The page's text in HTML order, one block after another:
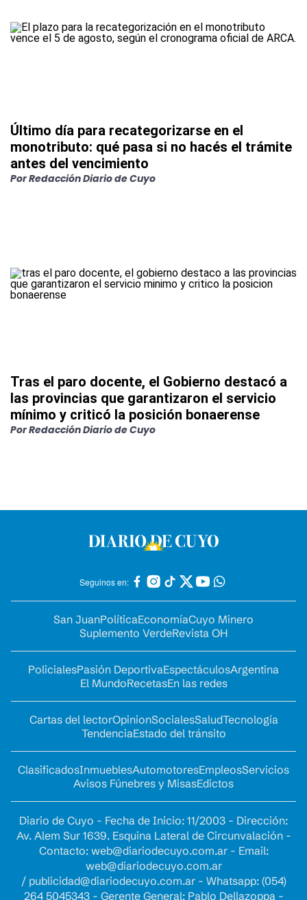
Último día para recategorizarse en el
monotributo: qué pasa si no hacés el trámite
antes del vencimiento
PorRedacción Diario de Cuyo
Tras el paro docente, el Gobierno destacó a
las provincias que garantizaron el servicio
mínimo y criticó la posición bonaerense
PorRedacción Diario de Cuyo
Seguinos en:
San JuanPolíticaEconomíaCuyo Minero
Suplemento VerdeRevista OH
PolicialesPasión DeportivaEspectáculosArgentina
El MundoRecetasEn las redes
Cartas del lectorOpinionSocialesSaludTecnología
TendenciaEstado del tránsito
ClasificadosInmueblesAutomotoresEmpleosServicios
Avisos Fúnebres y MisasEdictos
Diario de Cuyo - Fecha de Inicio: 11/2003 - Dirección:
Av. Alem Sur 1639. Esquina Lateral de Circunvalación -
Contacto: web@diariodecuyo.com.ar- Email:
web@diariodecuyo.com.ar
/ publicidad@diariodecuyo.com.ar- Whatsapp: (054)
264 5045343 - Gerente General: Pablo Dellazoppa -